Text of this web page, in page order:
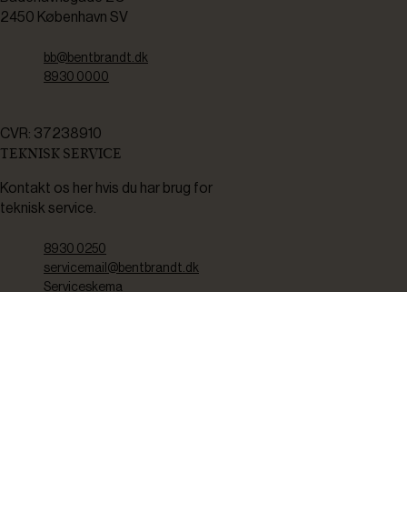
2450 København SV
bb@bentbrandt.dk
8930 0000
CVR: 37238910
TEKNISK SERVICE
Kontakt os her hvis du har brug for
teknisk service.
8930 0250
servicemail@bentbrandt.dk
Serviceskema